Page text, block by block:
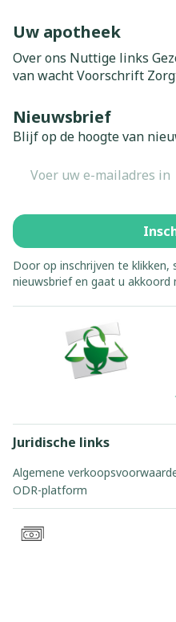
Uw apotheek
Over ons Nuttige links
van wachtVoorschrift
Nieuwsbrief
Blijf op de hoogte van
Door op inschrijven te klikken,
nieuwsbrief en gaat u akkoord
Juridische links
Algemene
ODR-platform